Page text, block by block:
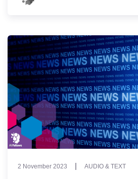
2 November 2023 AUDIO & TEXT